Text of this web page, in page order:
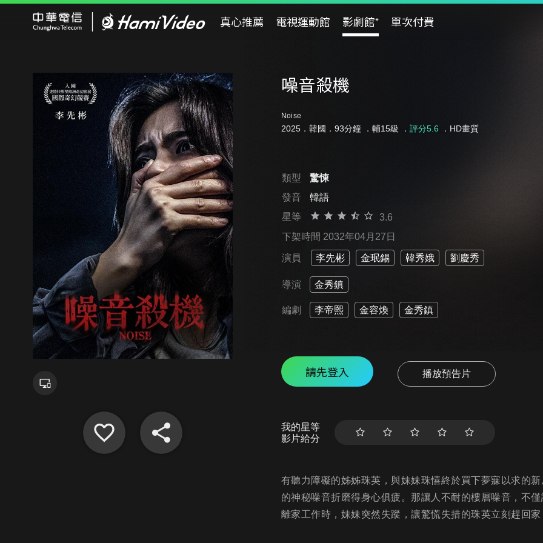
真心推薦 電視運動館 影劇館⁺ 單次付費
噪音殺機
Noise
2025．韓國．93分鐘 ． 輔15級 ． 評分5.6 ．HD畫質
類型
驚悚
發音
韓語
星等
3.6
下架時間 2032年04月27日
演員 李先彬 金珉錫 韓秀娥 劉慶秀
導演 金秀鎮
編劇 李帝熙 金容煥 金秀鎮
請先登入 播放預告片
我的星等
影片給分
有聽力障礙的姊姊珠英，與妹妹珠憘終於買下夢寐以求的
的神秘噪音折磨得身心俱疲。那讓人不耐的樓層噪音，不
離家工作時，妹妹突然失蹤，讓驚慌失措的珠英立刻趕回